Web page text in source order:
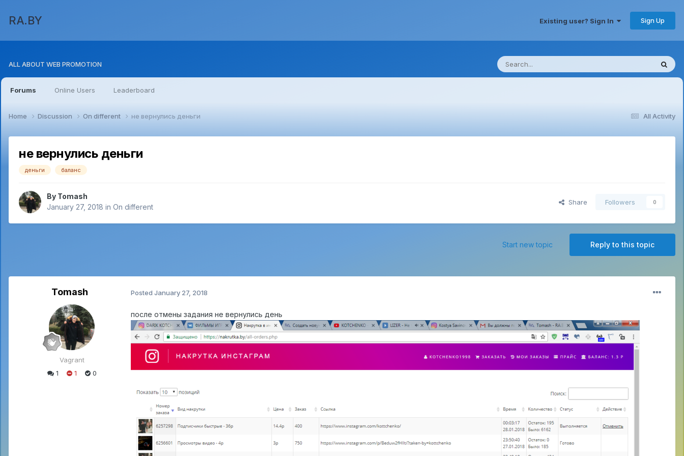
RA.BY Existing user? Sign In Sign Up
ALL ABOUT WEB PROMOTION
Forums Online Users Leaderboard
All Activity
Home Discussion On different не вернулись деньги
не вернулись деньги
деньги баланс
By Tomash
January 27, 2018 in On different
Share Followers 0
Reply to this topic
Start new topic
Tomash
Vagrant
1
1 0
Posted January 27, 2018
после отмены задания не вернулись день